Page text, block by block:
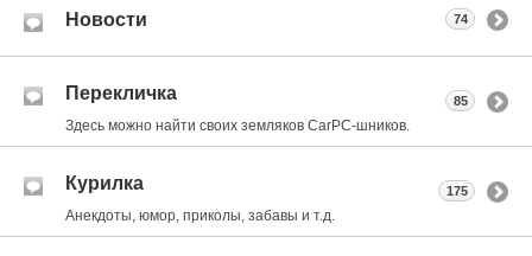
Новости 74
Перекличка
Здесь можно найти своих земляков CarPC-шников.
85
Курилка
Анекдоты, юмор, приколы, забавы и т.д.
175